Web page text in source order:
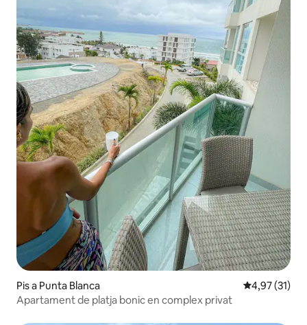
Pis a Punta Blanca 4,97 de
4,97 (31)
Apartament de platja bonic en complex privat